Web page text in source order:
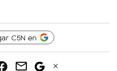
C5N en